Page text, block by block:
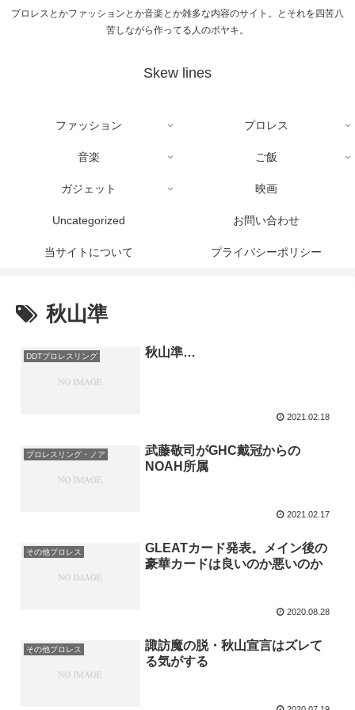
プロレスとかファッションとか音楽とか雑多な内容のサイト。とそれを四苦八
苦しながら作ってる人のボヤキ。
Skew lines
ファッション プロレス
音楽 ご飯
ガジェット 映画
Uncategorized お問い合わせ
当サイトについて プライバシーポリシー
秋山準
DDTプロレスリング 秋山準…
2021.02.18
プロレスリング・ノア
武藤敬司がGHC戴冠からの
NOAH所属
2021.02.17
その他プロレス
GLEATカード発表。メイン後の
豪華カードは良いのか悪いのか
2020.08.28
その他プロレス
諏訪魔の脱・秋山宣言はズレて
る気がする